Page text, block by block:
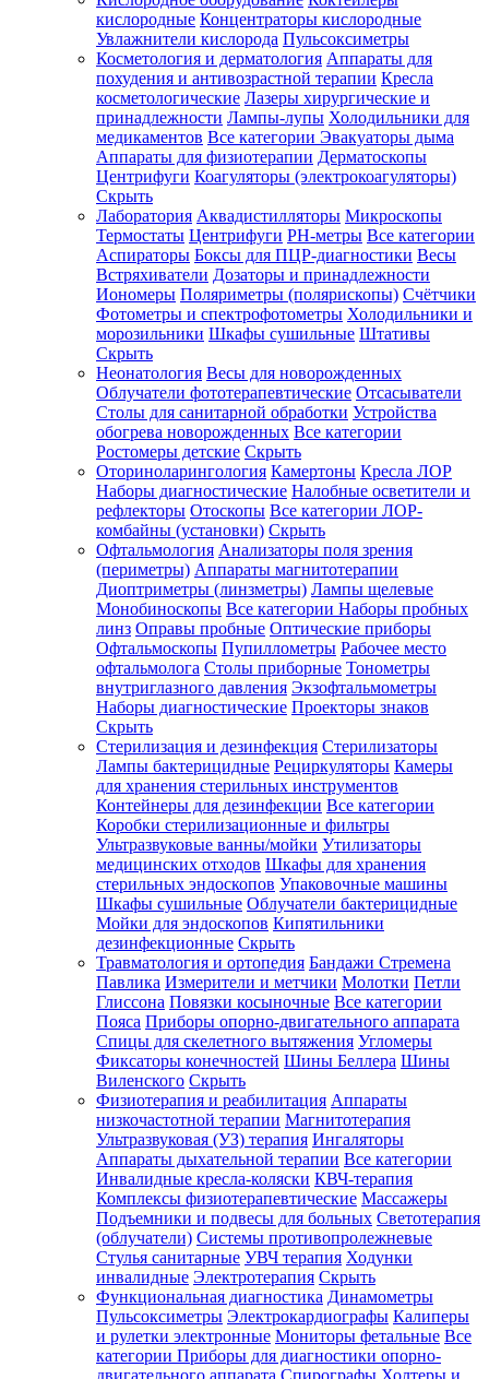
Зарегистрироваться
Зачем
регистрироваться?
Все
покупки
одном
месте
Личный
менеджер
Отслеживание
статуса
заказа
кислородные Концентраторы кислородные
Увлажнители кислорода Пульсоксиметры
Косметология и дерматология Аппараты для
похудения и антивозрастной терапии Кресла
косметологические Лазеры хирургические и
принадлежности Лампы-лупы Холодильники для
медикаментов Все категории Эвакуаторы дыма
Аппараты для физиотерапии Дерматоскопы
Центрифуги Коагуляторы (электрокоагуляторы)
Скрыть
Лаборатория Аквадистилляторы Микроскопы
Термостаты Центрифуги PH-метры Все категории
Аспираторы Боксы для ПЦР-диагностики Весы
Встряхиватели Дозаторы и принадлежности
Иономеры Поляриметры (полярископы) Счётчики
Фотометры и спектрофотометры Холодильники и
морозильники Шкафы сушильные Штативы
Скрыть
Неонатология Весы для новорожденных
Облучатели фототерапевтические Отсасыватели
Столы для санитарной обработки Устройства
обогрева новорожденных Все категории
Ростомеры детские Скрыть
Оториноларингология Камертоны Кресла ЛОР
Наборы диагностические Налобные осветители и
рефлекторы Отоскопы Все категории ЛОР-
комбайны (установки) Скрыть
Офтальмология Анализаторы поля зрения
(периметры) Аппараты магнитотерапии
Диоптриметры (линзметры) Лампы щелевые
Монобиноскопы Все категории Наборы пробных
линз Оправы пробные Оптические приборы
Офтальмоскопы Пупиллометры Рабочее место
офтальмолога Столы приборные Тонометры
внутриглазного давления Экзофтальмометры
Наборы диагностические Проекторы знаков
Скрыть
Стерилизация и дезинфекция Стерилизаторы
Лампы бактерицидные Рециркуляторы Камеры
для хранения стерильных инструментов
Контейнеры для дезинфекции Все категории
Коробки стерилизационные и фильтры
Ультразвуковые ванны/мойки Утилизаторы
медицинских отходов Шкафы для хранения
стерильных эндоскопов Упаковочные машины
Шкафы сушильные Облучатели бактерицидные
Мойки для эндоскопов Кипятильники
дезинфекционные Скрыть
Травматология и ортопедия Бандажи Стремена
Павлика Измерители и метчики Молотки Петли
Глиссона Повязки косыночные Все категории
Пояса Приборы опорно-двигательного аппарата
Спицы для скелетного вытяжения Угломеры
Фиксаторы конечностей Шины Беллера Шины
Виленского Скрыть
Физиотерапия и реабилитация Аппараты
низкочастотной терапии Магнитотерапия
Ультразвуковая (УЗ) терапия Ингаляторы
Аппараты дыхательной терапии Все категории
Инвалидные кресла-коляски КВЧ-терапия
Комплексы физиотерапевтические Массажеры
Подъемники и подвесы для больных Светотерапия
(облучатели) Системы противопролежневые
Стулья санитарные УВЧ терапия Ходунки
инвалидные Электротерапия Скрыть
Функциональная диагностика Динамометры
Пульсоксиметры Электрокардиографы Калиперы
и рулетки электронные Мониторы фетальные Все
категории Приборы для диагностики опорно-
двигательного аппарата Спирографы Холтеры и